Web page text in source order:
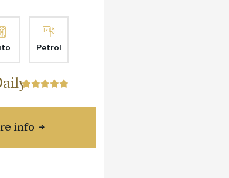
Petrol
info
about Chevrolet Monza